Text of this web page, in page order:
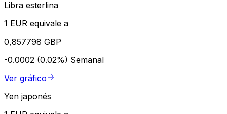
Libra esterlina
1 EUR equivale a
0,857798 GBP
-0.0002 (0.02%) Semanal
Ver gráfico
Yen japonés